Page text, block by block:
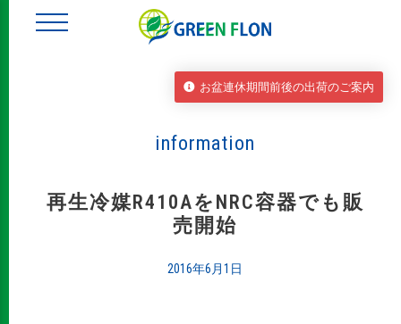
information
再生冷媒R410AをNRC容器でも販
売開始
2016年6月1日
お盆連休期間前後の出荷のご案内